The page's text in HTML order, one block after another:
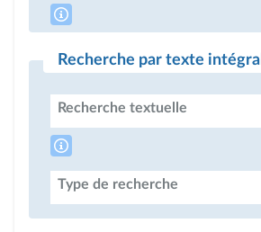
Recherche par texte intégral
Recherche textuelle
Type de recherche